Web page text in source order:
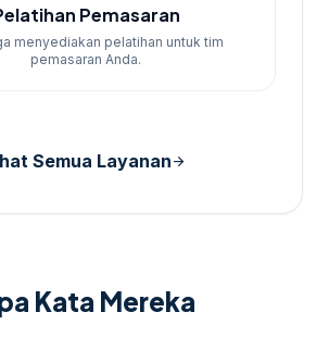
Pemasaran
menyediakan pelatihan untuk tim
pemasaran Anda.
Semua Layananarrow_forward
Kata Mereka